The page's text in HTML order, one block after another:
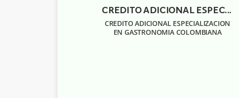
CREDITO ADICIONAL ESPECIALIZACION EN GASTRONOMIA COLOMBIANA
CREDITO ADICIONAL ESPECIALIZACION
EN GASTRONOMIA COLOMBIANA